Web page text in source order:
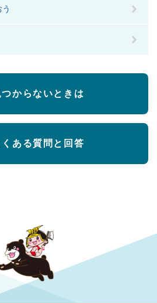
つからないときは
くある質問と回答